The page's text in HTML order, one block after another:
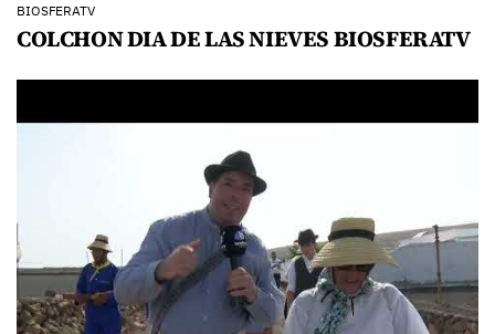
BIOSFERATV
COLCHON DIA DE LAS NIEVES BIOSFERATV